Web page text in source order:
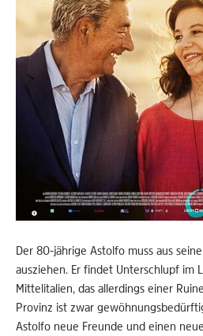
Der 80-jährige Astolfo muss aus
ausziehen. Er findet Unterschlupf im
Mittelitalien, das allerdings einer
Provinz ist zwar
Astolfo neue Freunde und einen